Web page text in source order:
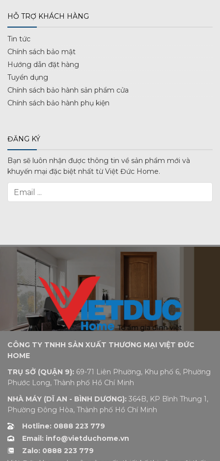
HỖ TRỢ KHÁCH HÀNG
Tin tức
Chính sách bảo mật
Hướng dẫn đặt hàng
Tuyển dụng
Chính sách bảo hành sản phẩm cửa
Chính sách bảo hành phụ kiện
ĐĂNG KÝ
Bạn sẽ luôn nhận được thông tin về sản phẩm mới và
khuyến mại đặc biệt nhất từ Việt Đức Home.
CÔNG TY TNHH SẢN XUẤT THƯƠNG MẠI VIỆT ĐỨC
HOME
TRỤ SỞ (QUẬN 9): 69-71 Liên Phường, Khu phố 6, Phường
Phước Long, Thành phố Hồ Chí Minh
NHÀ MÁY (DĨ AN - BÌNH DƯƠNG): 364B, KP Bình Thung 1,
Phường Đông Hòa, Thành phố Hồ Chí Minh
Hotline: 0888 223 779
Email: info@vietduchome.vn
Zalo: 0888 223 779